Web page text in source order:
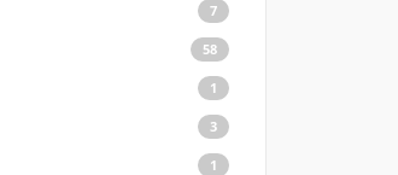
7
58
1
3
1